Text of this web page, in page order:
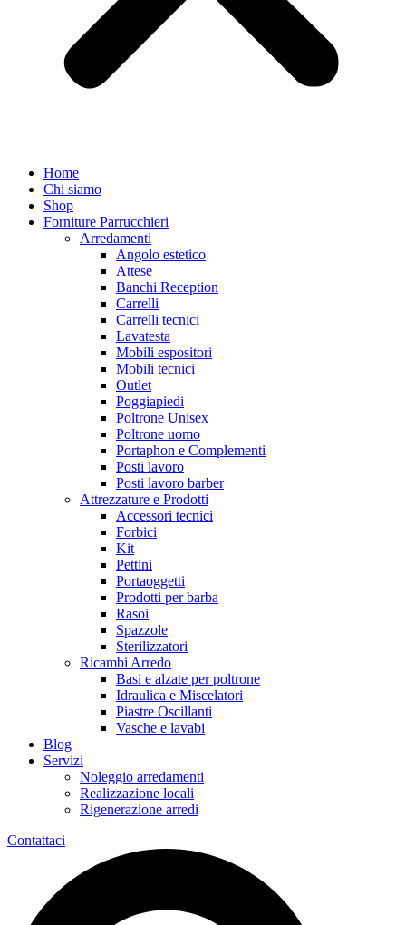
Home
Chi siamo
Shop
Forniture Parrucchieri
Arredamenti
Angolo estetico
Attese
Banchi Reception
Carrelli
Carrelli tecnici
Lavatesta
Mobili espositori
Mobili tecnici
Outlet
Poggiapiedi
Poltrone Unisex
Poltrone uomo
Portaphon e Complementi
Posti lavoro
Posti lavoro barber
Attrezzature e Prodotti
Accessori tecnici
Forbici
Kit
Pettini
Portaoggetti
Prodotti per barba
Rasoi
Spazzole
Sterilizzatori
Ricambi Arredo
Basi e alzate per poltrone
Idraulica e Miscelatori
Piastre Oscillanti
Vasche e lavabi
Blog
Servizi
Noleggio arredamenti
Realizzazione locali
Rigenerazione arredi
Contattaci